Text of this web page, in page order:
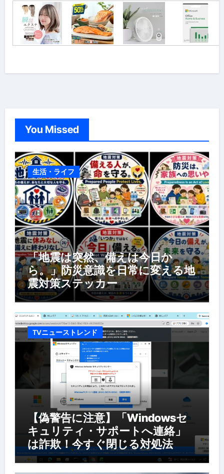
You Missed
生活・ライフ
「地震は突然、備えは今日か
ら。」防災意識を日常に変える地
震対策ステッカー
TVニューストレンド
【偽警告に注意】「Windowsセ
キュリティ・サポートへ連絡」
は詐欺！今すぐ閉じる対処法